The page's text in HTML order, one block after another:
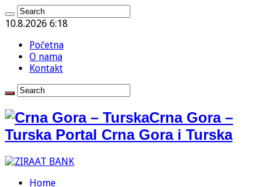
10.8.2026 6:18
Početna
O nama
Kontakt
Crna Gora –
Turska Portal Crna Gora i Turska
Home